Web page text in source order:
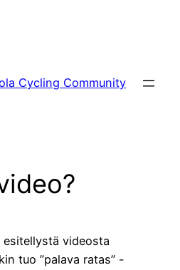
Cycling Community
videosta
tuo ”palava ratas” -